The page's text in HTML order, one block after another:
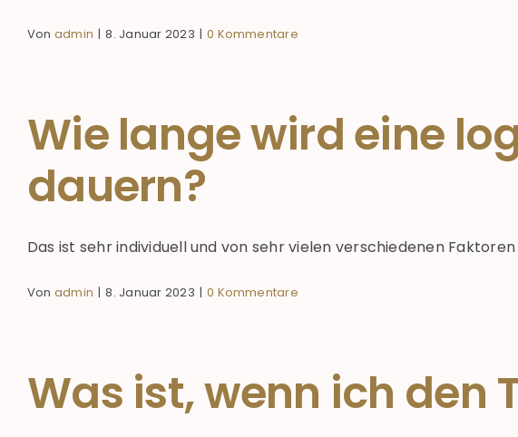
Von admin | 8. Januar 2023 | 0 Kommentare
Wie lange wird eine
dauern?
Das ist sehr individuell und von sehr vielen verschiedenen Faktoren
Von admin | 8. Januar 2023 | 0 Kommentare
Was ist, wenn ich den